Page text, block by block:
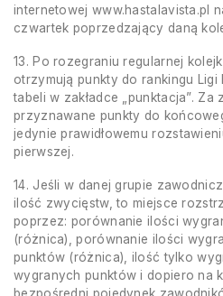
internetowej www.hastalavista.pl
czwartek poprzedzający daną
13. Po rozegraniu regularnej
otrzymują punkty do rankingu Ligi
tabeli w zakładce „punktacja”.
przyznawane punkty do
jedynie prawidłowemu
pierwszej.
14. Jeśli w danej grupie
ilość zwycięstw, to miejsce
poprzez: porównanie ilości
(różnica), porównanie ilości
punktów (różnica), ilość tylko
wygranych punktów i dopiero na
bezpośredni pojedynek